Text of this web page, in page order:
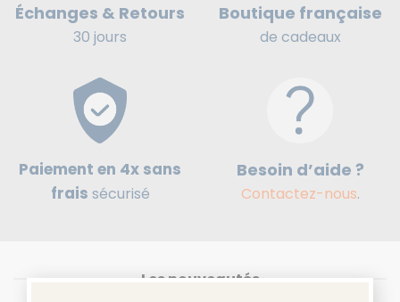
Échanges & Retours
30 jours
Boutique française
de cadeaux
Paiement en 4x sans
frais sécurisé
Besoin d’aide ?
Contactez-nous.
Les nouveautés